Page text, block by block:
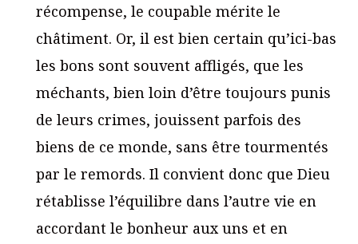
récompense, le coupable mérite le
châtiment. Or, il est bien certain qu’ici-bas
les bons sont souvent affligés, que les
méchants, bien loin d’être toujours punis
de leurs crimes, jouissent parfois des
biens de ce monde, sans être tourmentés
par le remords. Il convient donc que Dieu
rétablisse l’équilibre dans l’autre vie en
accordant le bonheur aux uns et en